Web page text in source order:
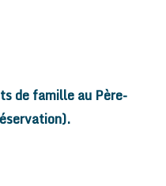
de famille au Père-